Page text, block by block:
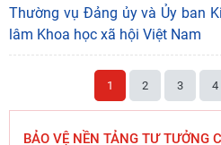
Thường vụ Đảng ủy và Ủy ban
lâm Khoa học xã hội Việt Nam
1 2 3 4
BẢO VỆ NỀN TẢNG TƯ TƯỞNG